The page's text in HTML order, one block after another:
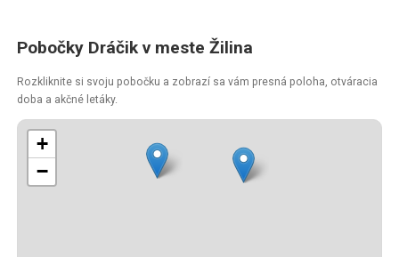
Pobočky Dráčik v meste Žilina
Rozkliknite si svoju pobočku a zobrazí sa vám presná poloha, otváracia
doba a akčné letáky.
+
−